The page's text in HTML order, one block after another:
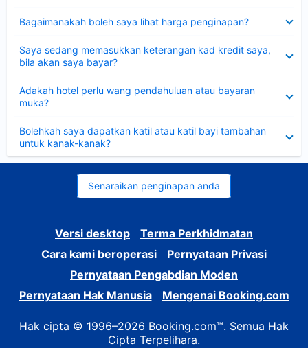
Bagaimanakah boleh saya lihat harga penginapan?
Saya sedang memasukkan keterangan kad kredit saya,
bila akan saya bayar?
Adakah hotel perlu wang pendahuluan atau bayaran
muka?
Bolehkah saya dapatkan katil atau katil bayi tambahan
untuk kanak-kanak?
Senaraikan penginapan anda
Versi desktop
Terma Perkhidmatan
Cara kami beroperasi
Pernyataan Privasi
Pernyataan Pengabdian Moden
Pernyataan Hak Manusia
Mengenai Booking.com
Hak cipta © 1996–2026 Booking.com™. Semua Hak
Cipta Terpelihara.